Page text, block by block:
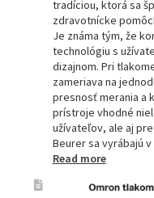
tradíciou, ktorá sa
zdravotnícke
Je známa tým, že
technológiu s
dizajnom. Pri
zameriava na
presnosť merania a
prístroje vhodné
užívateľov, ale aj
Beurer sa vyrábajú
Read more: